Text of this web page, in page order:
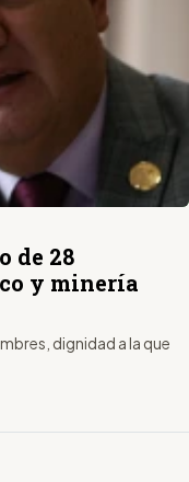
de 28
y minería
dignidad a la que